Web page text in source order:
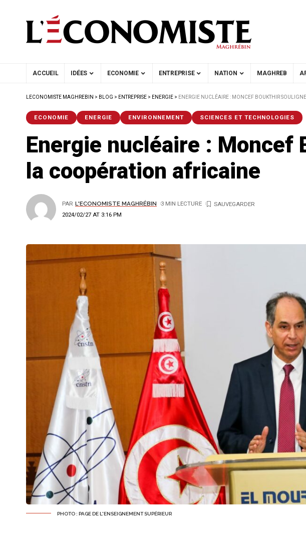
ACCUEIL IDÉES ECONOMIE ENTREPRISE NATION MAGHREB
LECONOMISTE MAGHREBIN > BLOG > ENTREPRISE > ENERGIE > ENERGIE NUCLÉAIRE : MONCEF BOUKTHIR
ECONOMIE ENERGIE ENVIRONNEMENT SCIENCES ET TECHNOLOGIES
Energie nucléaire : Moncef
la coopération africaine
2024/02/27 AT 3:16 PM
PAR L'ECONOMISTE MAGHRÉBIN 3 MIN LECTURE
PHOTO : PAGE DE L'ENSEIGNEMENT SUPÉRIEUR